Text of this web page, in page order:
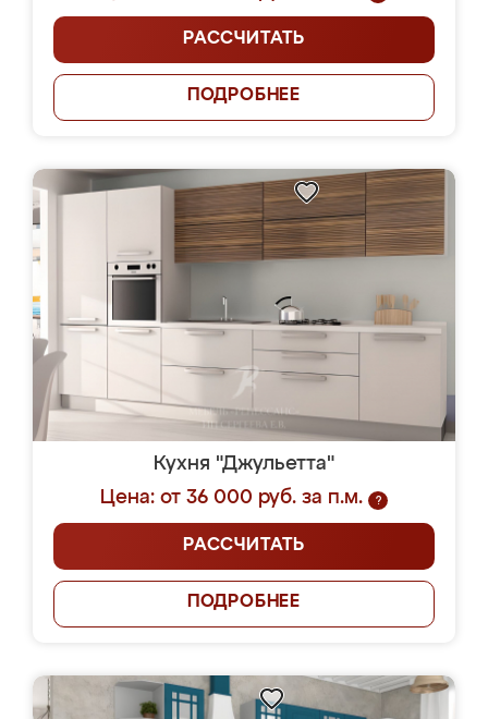
РАССЧИТАТЬ
ПОДРОБНЕЕ
Кухня "Джульетта"
Цена: от 36 000 руб. за п.м.
?
РАССЧИТАТЬ
ПОДРОБНЕЕ